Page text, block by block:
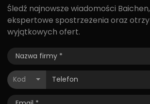
Śledź najnowsze wiadomości
ekspertowe spostrzeżenia oraz
wyjątkowych ofert.
Kod